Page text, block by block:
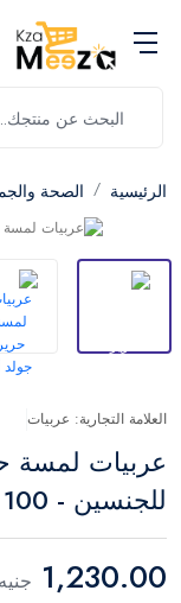
الرئيسية الصحة
العلامة التجارية: عربيات
عربيات لمسة
للجنسين - 100 مل
1,230.00 جنيه